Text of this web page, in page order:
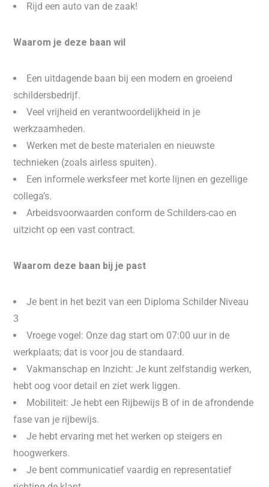
Rijd een auto van de zaak!
Waarom je deze baan wil
Een uitdagende baan bij een modern en groeiend
schildersbedrijf.
Veel vrijheid en verantwoordelijkheid in je
werkzaamheden.
Werken met de beste materialen en nieuwste
technieken (zoals airless spuiten).
Een informele werksfeer met korte lijnen en gezellige
collega’s.
Arbeidsvoorwaarden conform de Schilders-cao en
uitzicht op een vast contract.
Waarom deze baan bij je past
Je bent in het bezit van een Diploma Schilder Niveau
3
Vroege vogel: Onze dag start om 07:00 uur in de
werkplaats; dat is voor jou de standaard.
Vakmanschap en Inzicht: Je kunt zelfstandig werken,
hebt oog voor detail en ziet werk liggen.
Mobiliteit: Je hebt een Rijbewijs B of in de afrondende
fase van je rijbewijs.
Je hebt ervaring met het werken op steigers en
hoogwerkers.
Je bent communicatief vaardig en representatief